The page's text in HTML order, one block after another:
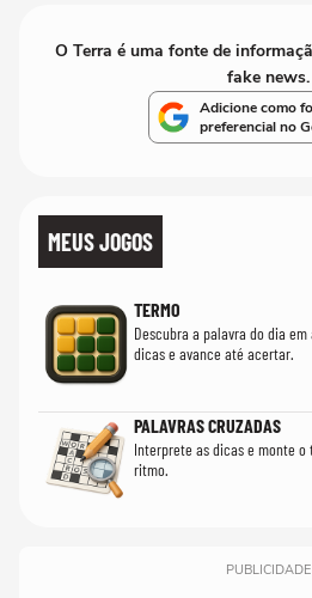
O Terra é uma fonte de
fake news.
Adicione como
preferencial no
MEUS JOGOS
TERMO
Descubra a palavra do dia
dicas e avance até acertar.
PALAVRAS CRUZADAS
Interprete as dicas e monte
ritmo.
PUBLICIDADE